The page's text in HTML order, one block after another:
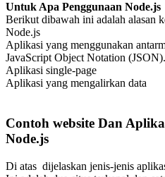
Untuk Apa Penggunaan Node.js
Berikut dibawah ini adalah alasan
Node.js
Aplikasi yang menggunakan
JavaScript Object Notation (JSON).
Aplikasi single-page
Aplikasi yang mengalirkan data
Contoh website Dan
Node.js
Di atas dijelaskan jenis-jenis